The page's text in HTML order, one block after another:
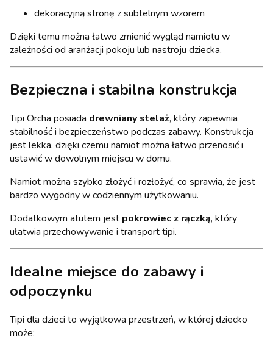
dekoracyjną stronę z subtelnym wzorem
Dzięki temu można łatwo zmienić wygląd namiotu w
zależności od aranżacji pokoju lub nastroju dziecka.
Bezpieczna i stabilna konstrukcja
Tipi Orcha posiada drewniany stelaż, który zapewnia
stabilność i bezpieczeństwo podczas zabawy. Konstrukcja
jest lekka, dzięki czemu namiot można łatwo przenosić i
ustawić w dowolnym miejscu w domu.
Namiot można szybko złożyć i rozłożyć, co sprawia, że jest
bardzo wygodny w codziennym użytkowaniu.
Dodatkowym atutem jest pokrowiec z rączką, który
ułatwia przechowywanie i transport tipi.
Idealne miejsce do zabawy i
odpoczynku
Tipi dla dzieci to wyjątkowa przestrzeń, w której dziecko
może: